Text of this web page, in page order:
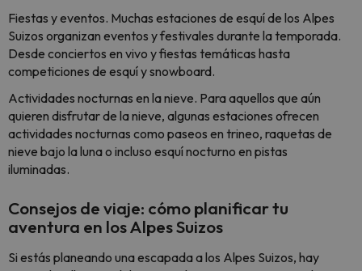
Fiestas y eventos. Muchas estaciones de esquí de los Alpes
Suizos organizan eventos y festivales durante la temporada.
Desde conciertos en vivo y fiestas temáticas hasta
competiciones de esquí y snowboard.
Actividades nocturnas en la nieve. Para aquellos que aún
quieren disfrutar de la nieve, algunas estaciones ofrecen
actividades nocturnas como paseos en trineo, raquetas de
nieve bajo la luna o incluso esquí nocturno en pistas
iluminadas.
Consejos de viaje: cómo planificar tu
aventura en los Alpes Suizos
Si estás planeando una escapada a los Alpes Suizos, hay